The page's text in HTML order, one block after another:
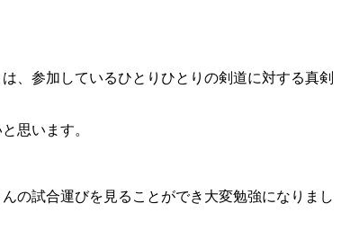
、参加しているひとりひとりの剣道に対する真剣
思います。
の試合運びを見ることができ大変勉強になりまし